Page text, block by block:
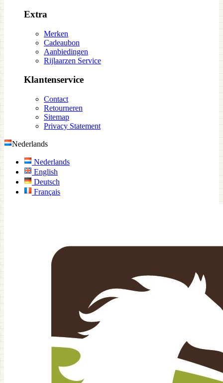
Extra
Merken
Cadeaubon
Aanbiedingen
Rijlaarzen Service
Klantenservice
Contact
Retourneren
Sitemap
Privacy Statement
Nederlands
Nederlands
English
Deutsch
Français